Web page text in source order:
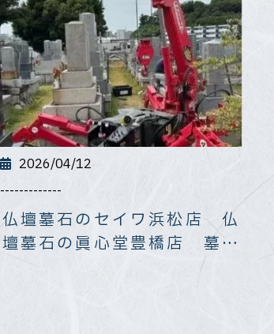
2026/04/12
-------------
仏壇墓石のセイワ浜松店 仏
壇墓石の眞心堂豊橋店 墓じ